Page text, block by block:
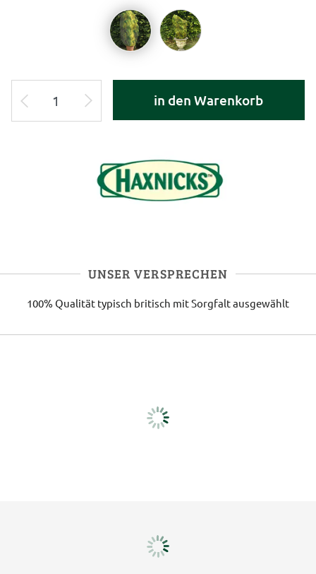
in den Warenkorb
UNSER VERSPRECHEN
100% Qualität typisch britisch mit Sorgfalt ausgewählt